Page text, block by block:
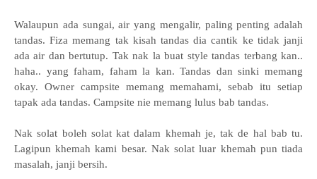
Walaupun ada sungai, air yang mengalir, paling penting adalah
tandas. Fiza memang tak kisah tandas dia cantik ke tidak janji
ada air dan bertutup. Tak nak la buat style tandas terbang kan..
haha.. yang faham, faham la kan. Tandas dan sinki memang
okay. Owner campsite memang memahami, sebab itu setiap
tapak ada tandas. Campsite nie memang lulus bab tandas.
Nak solat boleh solat kat dalam khemah je, tak de hal bab tu.
Lagipun khemah kami besar. Nak solat luar khemah pun tiada
masalah, janji bersih.